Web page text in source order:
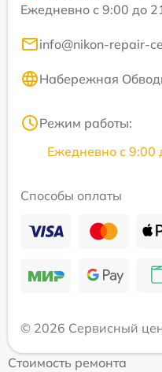
Ежедневно с 9:00 до
info@nikon-repair-
Набережная
Режим работы:
Ежедневно с 9:00
Способы оплаты
© 2026 Сервисный
Стоимость ремонта